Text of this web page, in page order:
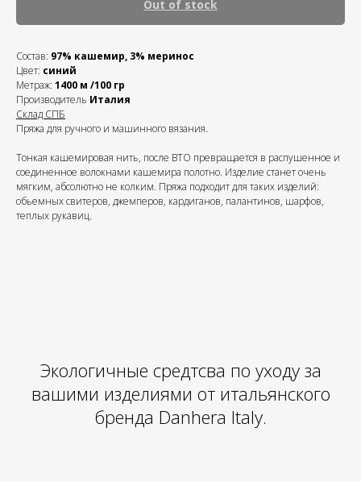
Out of stock
Состав: 97% кашемир, 3% меринос
Цвет: синий
Метраж: 1400 м /100 гр
Производитель Италия
Склад СПБ
Пряжа для ручного и машинного вязания.
Тонкая кашемировая нить, после ВТО превращается в распушенное и
соединенное волокнами кашемира полотно. Изделие станет очень
мягким, абсолютно не колким. Пряжа подходит для таких изделий:
обьемных свитеров, джемперов, кардиганов, палантинов, шарфов,
теплых рукавиц.
Экологичные средтсва по уходу за
вашими изделиями от итальянского
бренда Danhera Italy.